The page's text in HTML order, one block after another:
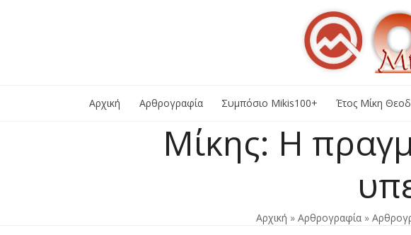
Αρχική Αρθρογραφία Συμπόσιο Mikis100+ Έτος Μίκη
Mίκης: H
Αρχική » Αρθρογραφία»